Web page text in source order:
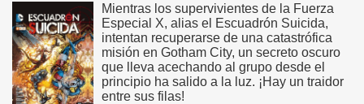
Mientras los supervivientes de la Fuerza
Especial X, alias el Escuadrón Suicida,
intentan recuperarse de una catastrófica
misión en Gotham City, un secreto oscuro
que lleva acechando al grupo desde el
principio ha salido a la luz. ¡Hay un traidor
entre sus filas!